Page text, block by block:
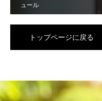
ュール
トップページに戻る